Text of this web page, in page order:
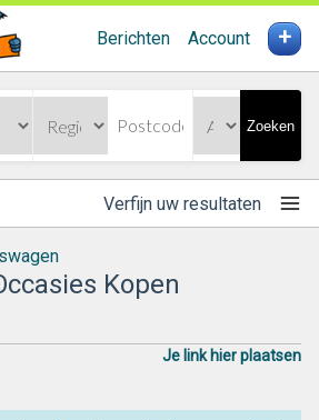
Berichten Account +
Zoeken
Verfijn uw resultaten
Kopen
Je link hier plaatsen